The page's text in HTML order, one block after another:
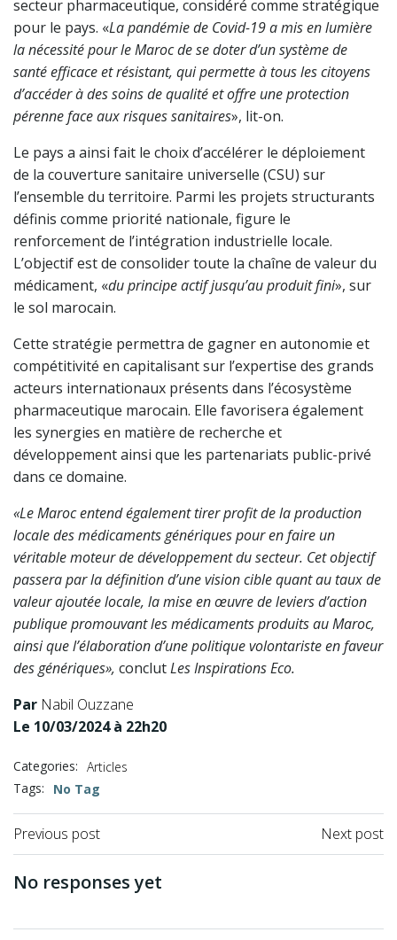
secteur pharmaceutique, considéré comme stratégique
pour le pays. «La pandémie de Covid-19 a mis en lumière
la nécessité pour le Maroc de se doter d’un système de
santé efficace et résistant, qui permette à tous les citoyens
d’accéder à des soins de qualité et offre une protection
pérenne face aux risques sanitaires», lit-on.
Le pays a ainsi fait le choix d’accélérer le déploiement
de la couverture sanitaire universelle (CSU) sur
l’ensemble du territoire. Parmi les projets structurants
définis comme priorité nationale, figure le
renforcement de l’intégration industrielle locale.
L’objectif est de consolider toute la chaîne de valeur du
médicament, «du principe actif jusqu’au produit fini», sur
le sol marocain.
Cette stratégie permettra de gagner en autonomie et
compétitivité en capitalisant sur l’expertise des grands
acteurs internationaux présents dans l’écosystème
pharmaceutique marocain. Elle favorisera également
les synergies en matière de recherche et
développement ainsi que les partenariats public-privé
dans ce domaine.
«Le Maroc entend également tirer profit de la production
locale des médicaments génériques pour en faire un
véritable moteur de développement du secteur. Cet objectif
passera par la définition d’une vision cible quant au taux de
valeur ajoutée locale, la mise en œuvre de leviers d’action
publique promouvant les médicaments produits au Maroc,
ainsi que l’élaboration d’une politique volontariste en faveur
des génériques», conclutLes Inspirations Eco.
Par Nabil Ouzzane
Le 10/03/2024 à 22h20
Categories: Articles
Tags:
No Tag
Previous post Next post
No responses yet